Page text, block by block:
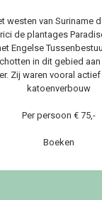
westen van Suriname
de plantages
Engelse
in dit gebied
Zij waren vooral
katoenverbouw
Per persoon € 75,-
Boeken